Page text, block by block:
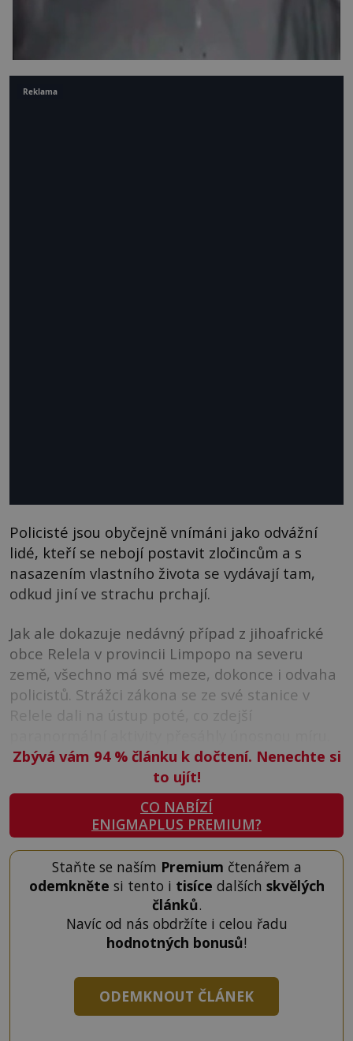
Policisté jsou obyčejně vnímáni jako odvážní
lidé, kteří se nebojí postavit zločincům a s
nasazením vlastního života se vydávají tam,
odkud jiní ve strachu prchají.
Jak ale dokazuje nedávný případ z jihoafrické
obce Relela v provincii Limpopo na severu
země, všechno má své meze, dokonce i odvaha
policistů. Strážci zákona se ze své stanice v
Relele dali na ústup poté, co zdejší
Zbývá vám 94 %článku k dočtení. Nenechte si
to ujít!
CO NABÍZÍ
ENIGMAPLUS PREMIUM?
Staňte se naším Premium čtenářem a
odemkněte si tento i tisíce dalších skvělých
článků.
Navíc od nás obdržíte i celou řadu
hodnotných bonusů!
ODEMKNOUT ČLÁNEK
Reklama